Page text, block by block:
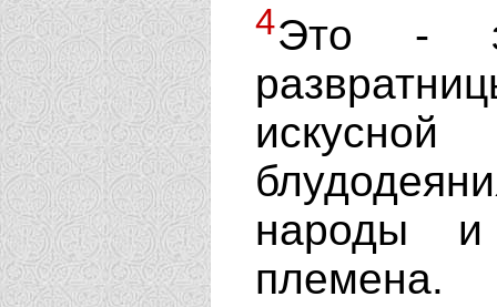
4Это -
народы
племена.